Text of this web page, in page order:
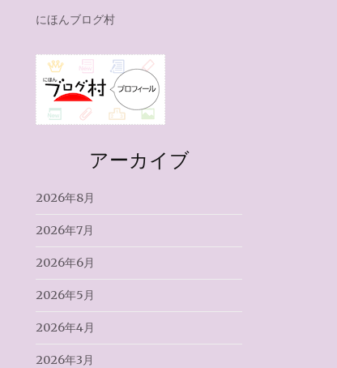
にほんブログ村
アーカイブ
2026年8月
2026年7月
2026年6月
2026年5月
2026年4月
2026年3月